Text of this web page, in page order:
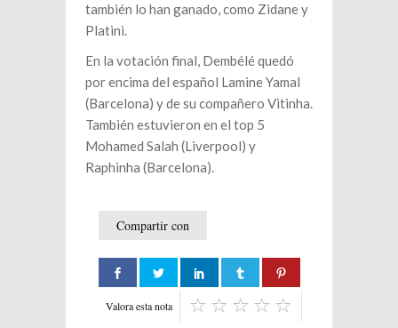
también lo han ganado, como Zidane y
Platini.
En la votación final, Dembélé quedó
por encima del español Lamine Yamal
(Barcelona) y de su compañero Vitinha.
También estuvieron en el top 5
Mohamed Salah (Liverpool) y
Raphinha (Barcelona).
Compartir con
Valora esta nota